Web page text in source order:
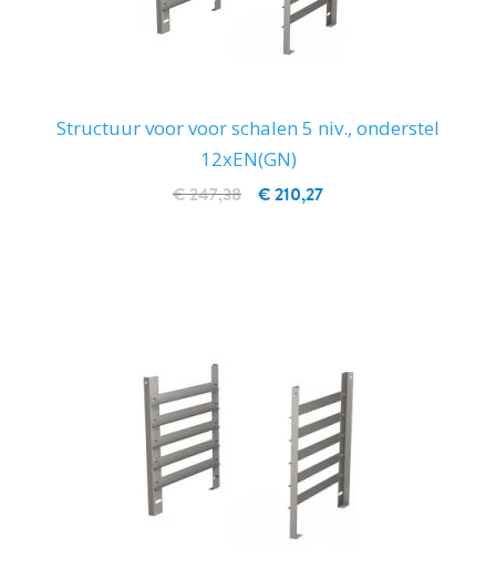
Structuur voor voor schalen 5 niv., onderstel
12xEN(GN)
€ 210,27
€ 247,38